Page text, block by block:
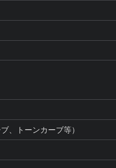
、トーンカーブ等）